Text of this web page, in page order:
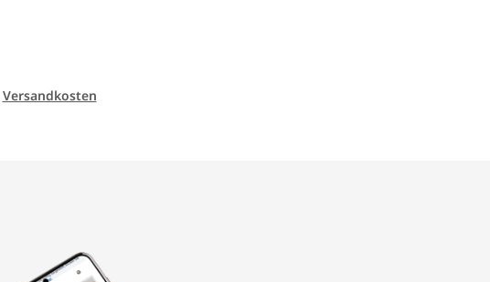
Versandkosten